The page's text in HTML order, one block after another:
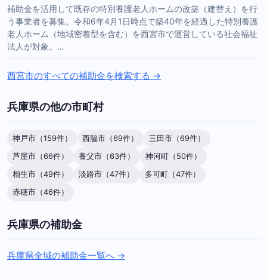
補助金を活用して既存の特別養護老人ホームの改築（建替え）を行
う事業者を募集。令和6年4月1日時点で築40年を経過した特別養護
老人ホーム（地域密着型を含む）を西宮市で運営している社会福祉
法人が対象。…
西宮市のすべての補助金を検索する →
兵庫県の他の市町村
神戸市（159件） 西脇市（69件）
三田市（69件）
芦屋市（66件）
養父市（63件）
神河町（50件）
相生市（49件）
淡路市（47件）
多可町（47件）
赤穂市（46件）
兵庫県の補助金
兵庫県全域の補助金一覧へ →